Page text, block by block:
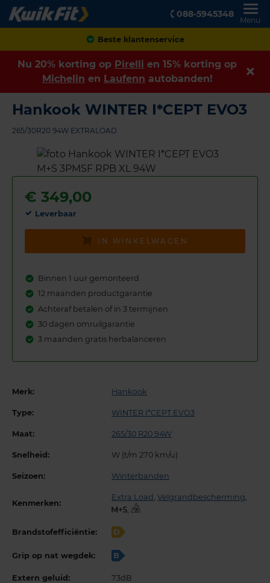
088-5945348
Menu
Achteraf betalen
Nu 20% korting op Pirelli en 15% korting op
Michelin en Laufenn autobanden!
Hankook WINTER I*CEPT EVO3
265/30R20 94W EXTRALOAD
€ 349,00
Leverbaar
IN WINKELWAGEN
Binnen 1 uur gemonteerd
12 maanden productgarantie
Achteraf betalen of in 3 termijnen
30 dagen omruilgarantie
3 maanden gratis herbalanceren
Merk: Hankook
Type: WINTER I*CEPT EVO3
Maat: 265/30 R20 94W
Snelheid: W (t/m 270 km/u)
Seizoen: Winterbanden
Kenmerken:
Extra Load Velgrandbescherming
,
Brandstofefficiëntie: D
Grip op nat wegdek: B
Extern geluid: 73dB